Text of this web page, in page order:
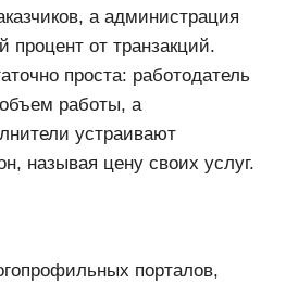
а администрация
процент от транзакций.
проста: работодатель
работы, а
устраивают
называя цену своих услуг.
порталов,